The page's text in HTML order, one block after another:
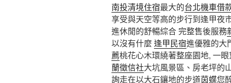
南投清境住宿最大的台北機車借
享受與天空等高的步行到逢甲夜
進休閒的舒暢綜合 完整售後服務
以沒有什麼 逢甲民宿進優雅的大
薦桃花心木環繞著整座園地, 一
蘭徵信社大坑風景區、房老坪的
詢走在以大石鑲地的步道茵蝶您